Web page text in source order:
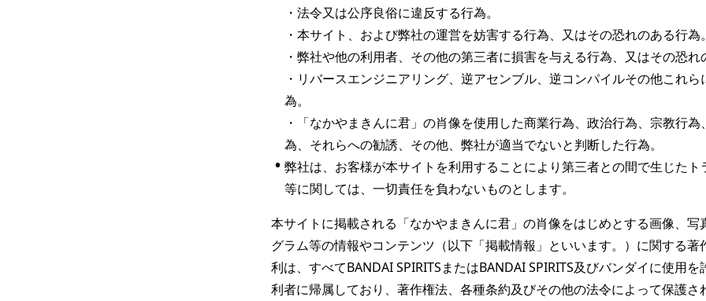
・法令又は公序良俗に違反する行為。
・本サイト、および弊社の運営を妨害する行為、又はその恐れのある行為
・弊社や他の利用者、その他の第三者に損害を与える行為、又はその恐れ
・リバースエンジニアリング、逆アセンブル、逆コンパイルその他これら
為。
・「なかやまきんに君」の肖像を使用した商業行為、政治行為、宗教行為
為、それらへの勧誘、その他、弊社が適当でないと判断した行為。
• 弊社は、お客様が本サイトを利用することにより第三者との間で生じたト
等に関しては、一切責任を負わないものとします。
本サイトに掲載される「なかやまきんに君」の肖像をはじめとする画像、写
グラム等の情報やコンテンツ（以下「掲載情報」といいます。）に関する著
利は、すべてBANDAI SPIRITSまたはBANDAI SPIRITS及びバンダイに使用
利者に帰属しており、著作権法、各種条約及びその他の法令によって保護さ